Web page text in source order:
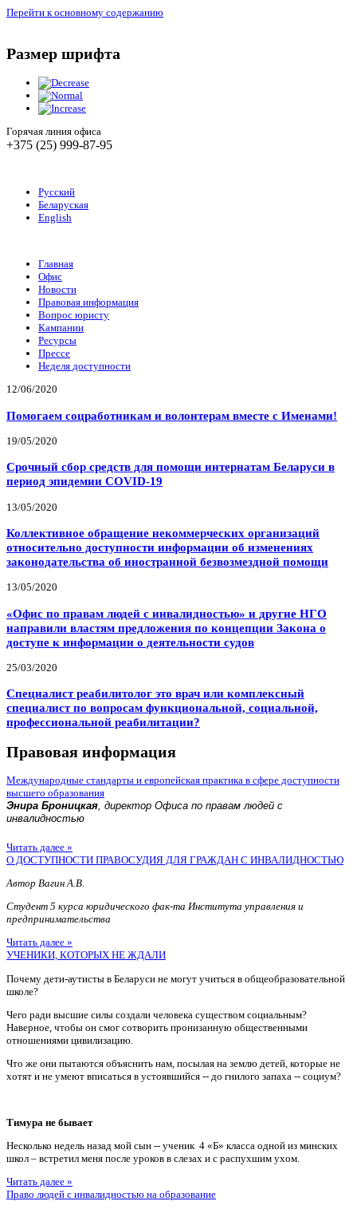
Перейти к основному содержанию
Размер шрифта
Горячая линия офиса
+375 (25) 999-87-95
Русский
Беларуская
English
Главная
Офис
Новости
Правовая информация
Вопрос юристу
Кампании
Ресурсы
Прессе
Неделя доступности
12/06/2020
Помогаем соцработникам и волонтерам вместе с Именами!
19/05/2020
Срочный сбор средств для помощи интернатам Беларуси в
период эпидемии COVID-19
13/05/2020
Коллективное обращение некоммерческих организаций
относительно доступности информации об изменениях
законодательства об иностранной безвозмездной помощи
13/05/2020
«Офис по правам людей с инвалидностью» и другие НГО
направили властям предложения по концепции Закона о
доступе к информации о деятельности судов
25/03/2020
Специалист реабилитолог это врач или комплексный
специалист по вопросам функциональной, социальной,
профессиональной реабилитации?
Правовая информация
Международные стандарты и европейская практика в сфере доступности
высшего образования
Энира Броницкая, директор Офиса по правам людей с
инвалидностью
Читать далее »
О ДОСТУПНОСТИ ПРАВОСУДИЯ ДЛЯ ГРАЖДАН С ИНВАЛИДНОСТЬЮ
Автор Вагин А.В.
Студент 5 курса юридического фак-та Института управления и
предпринимательства
Читать далее »
УЧЕНИКИ, КОТОРЫХ НЕ ЖДАЛИ
Почему дети-аутисты в Беларуси не могут учиться в общеобразовательной
школе?
Чего ради высшие силы создали человека существом социальным?
Наверное, чтобы он смог сотворить пронизанную общественными
отношениями цивилизацию.
Что же они пытаются объяснить нам, посылая на землю детей, которые не
хотят и не умеют вписаться в устоявшийся -- до гнилого запаха -- социум?
Тимура не бывает
Несколько недель назад мой сын -- ученик 4 «Б» класса одной из минских
школ – встретил меня после уроков в слезах и с распухшим ухом.
Читать далее »
Право людей с инвалидностью на образование